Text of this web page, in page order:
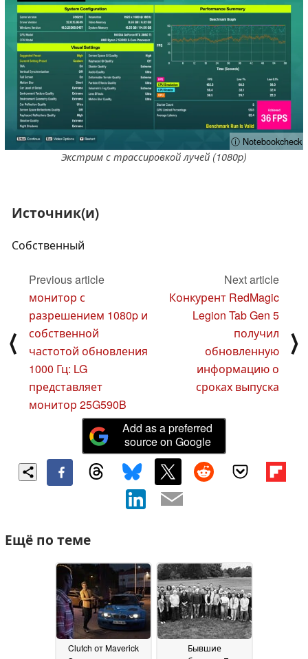
ⓘ Notebookcheck
Экстрим с трассировкой лучей (1080p)
Источник(и)
Собственный
⟨
Previous article
монитор с
разрешением 1080p и
собственной
частотой обновления
1000 Гц: LG
представляет
монитор 25G590B
Next article
Конкурент RedMagic
Legion Tab Gen 5
получил
обновленную
информацию о
сроках выпуска
⟩
Add as a preferred
source on Google
Ещё по теме
Clutch от Maverick
Бывшие